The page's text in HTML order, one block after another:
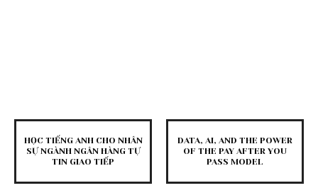
HỌC TIẾNG ANH CHO NHÂN
SỰ NGÀNH NGÂN HÀNG TỰ
TIN GIAO TIẾP
DATA, AI, AND THE POWER
OF THE PAY AFTER YOU
PASS MODEL